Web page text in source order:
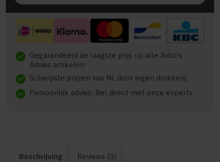
check Gegarandeerd de laagste prijs op alle Jobo's
Advies artikelen
check Scherpste prijzen van NL door eigen drukkerij
check Persoonlijk advies: Bel direct met onze experts
Beschrijving Reviews (0)